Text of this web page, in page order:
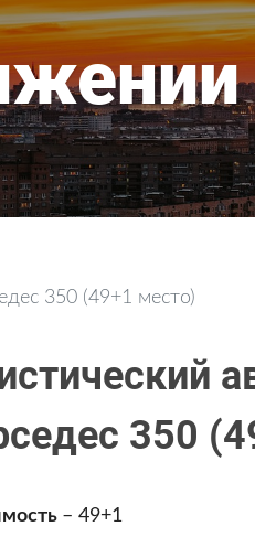
350 (49+1 место)
350
– 49+1